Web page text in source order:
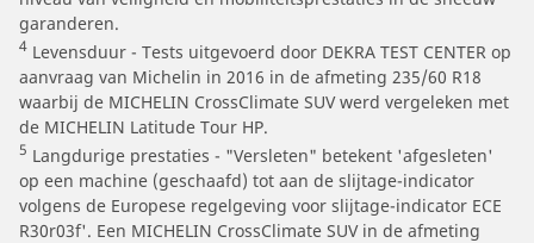
garanderen.
4 Levensduur - Tests uitgevoerd door DEKRA TEST CENTER op
aanvraag van Michelin in 2016 in de afmeting 235/60 R18
waarbij de MICHELIN CrossClimate SUV werd vergeleken met
de MICHELIN Latitude Tour HP.
5 Langdurige prestaties - "Versleten" betekent 'afgesleten'
op een machine (geschaafd) tot aan de slijtage-indicator
volgens de Europese regelgeving voor slijtage-indicator ECE
R30r03f'. Een MICHELIN CrossClimate SUV in de afmeting